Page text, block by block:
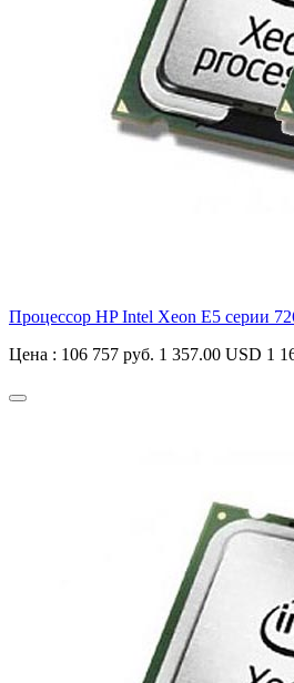
Процессор HP Intel Xeon E5 серии
Цена : 106 757 руб. 1 357.00 USD 1